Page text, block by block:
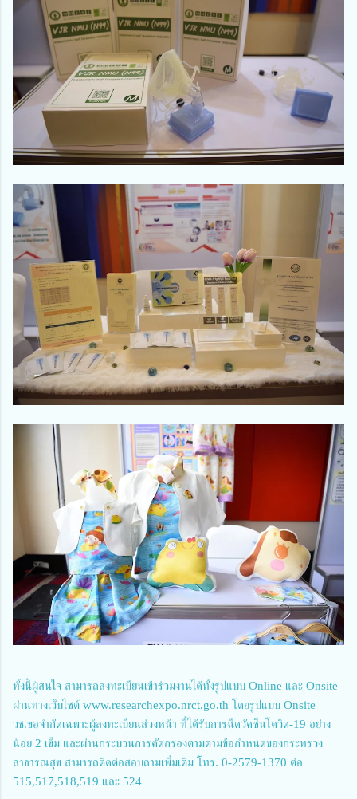
ทั้งนี้ผู้สนใจ สามารถลงทะเบียนเข้าร่วมงานได้ทั้งรูปแบบ Online และ Onsite
ผ่านทางเว็บไซต์ www.researchexpo.nrct.go.th โดยรูปแบบ Onsite
วช.ขอจำกัดเฉพาะผู้ลงทะเบียนล่วงหน้า ที่ได้รับการฉีดวัคซีนโควิด-19 อย่าง
น้อย 2 เข็ม และผ่านกระบวนการคัดกรองตามตามข้อกำหนดของกระทรวง
สาธารณสุข สามารถติดต่อสอบถามเพิ่มเติม โทร. 0-2579-1370 ต่อ
515,517,518,519 และ 524